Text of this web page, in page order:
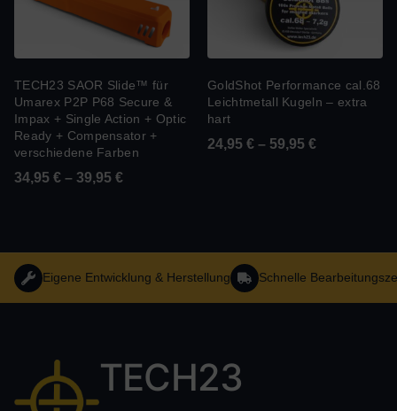
TECH23 SAOR Slide™ für
Umarex P2P P68 Secure &
Impax + Single Action + Optic
Ready + Compensator +
verschiedene Farben
34,95 € – 39,95 €
GoldShot Performance cal.68
Leichtmetall Kugeln – extra
hart
24,95 € – 59,95 €
Eigene Entwicklung & Herstellung Schnelle
TECH23